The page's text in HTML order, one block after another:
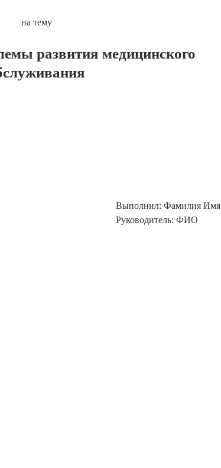
на тему
развития медицинского
Выполнил: Фамилия Имя
Руководитель: ФИО